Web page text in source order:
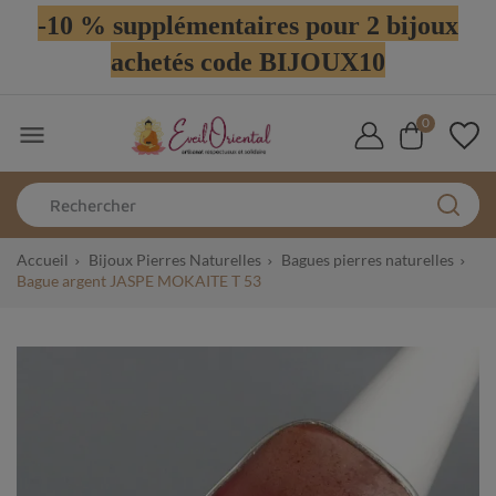
-10 % supplémentaires pour 2 bijoux
achetés code BIJOUX10
 0
Accueil Bijoux Pierres Naturelles
Bagues pierres naturelles
Bague argent JASPE MOKAITE T 53